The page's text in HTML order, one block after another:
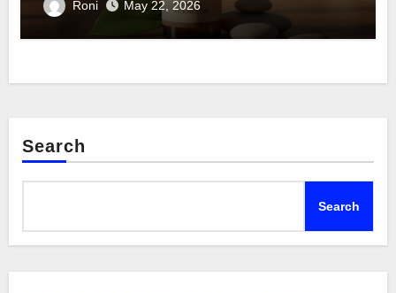
Roni May 22, 2026
Search
Search